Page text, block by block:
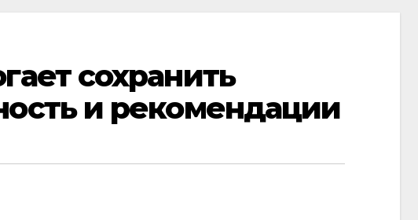
сохранить
и рекомендации